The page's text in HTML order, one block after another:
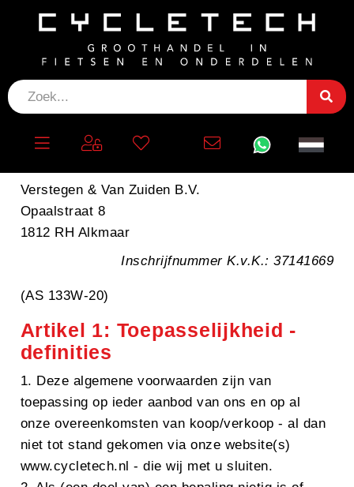
Bekijk hier onze
Algemene voorwaarden van:
Verstegen & Van Zuiden B.V.
Opaalstraat 8
1812 RH Alkmaar
Inschrijfnummer K.v.K.: 37141669
(AS 133W-20)
Artikel 1: Toepasselijkheid -
definities
1. Deze algemene voorwaarden zijn van
toepassing op ieder aanbod van ons en op al
onze overeenkomsten van koop/verkoop - al dan
niet tot stand gekomen via onze website(s)
www.cycletech.nl - die wij met u sluiten.